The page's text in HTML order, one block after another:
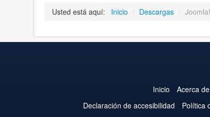
Usted está aquí: Inicio / Descargas /
Inicio Acerca
Declaración de accesibilidad
Política